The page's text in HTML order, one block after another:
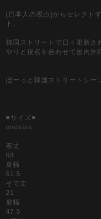
[日本人の視点]からセレクト
ト。
韓国ストリートで日々更新さ
やりと視点を合わせて国内外
ぼーっと韓国ストリートシー
■サイズ■
onesize
着丈
68
身幅
51.5
そで丈
21
肩幅
47.5